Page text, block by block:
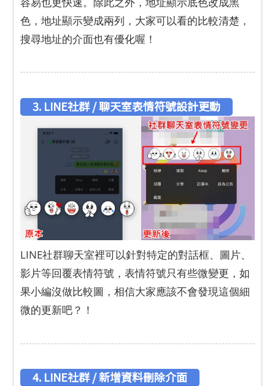
色，地址顯示變成兩列，大家可以看的比較清楚，
搜尋地址的介面也有優化喔！
3. LINE社群 / 聊天室表情符號設計更動
LINE社群聊天室裡可以針對特定的對話框、圖片、
影片等回覆表情符號，表情符號只有些微變更，如
果小編沒做比較圖，相信大家應該不會發現這個細
微的更新吧？！
4. LINE社群 / 新增資料刪除介面